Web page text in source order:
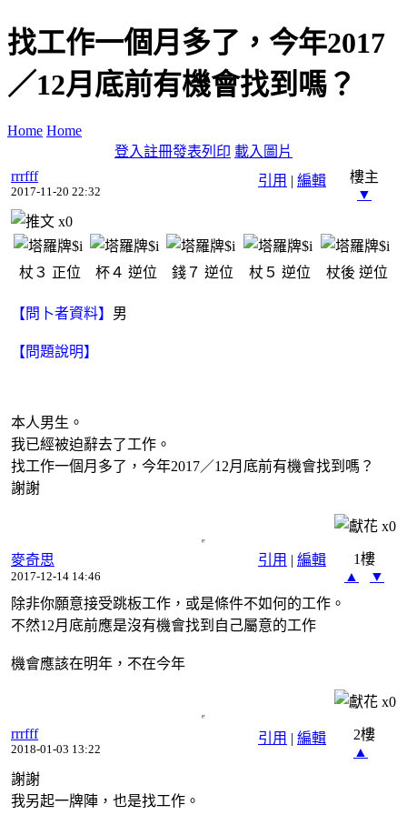
找工作一個月多了，今年2017
／12月底前有機會找到嗎？
Home Home
登入註冊發表列印 載入圖片
引用 | 編輯
rrrfff
2017-11-20 22:32
樓主
▼
x0
杖３ 正位 杯４ 逆位 錢７ 逆位 杖５ 逆位 杖後 逆位
【問卜者資料】 男
【問題說明】
本人男生。
我已經被迫辭去了工作。
找工作一個月多了，今年2017／12月底前有機會找到嗎？
謝謝
x0
引用 | 編輯
麥奇思
2017-12-14 14:46
1樓
▲
▼
除非你願意接受跳板工作，或是條件不如何的工作。
不然12月底前應是沒有機會找到自己屬意的工作
機會應該在明年，不在今年
x0
引用 | 編輯
rrrfff
2018-01-03 13:22
2樓
▲
謝謝
我另起一牌陣，也是找工作。